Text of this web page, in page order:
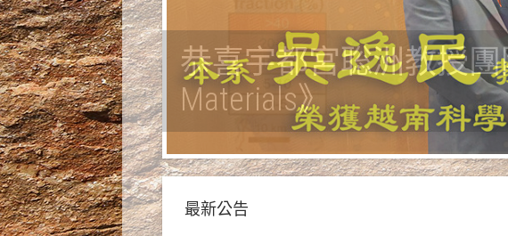
恭喜宇都宮聡洲教授團
Materials》
最新公告